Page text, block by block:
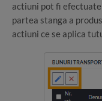
actiuni pot fi
partea stanga a
actiuni ce se aplica